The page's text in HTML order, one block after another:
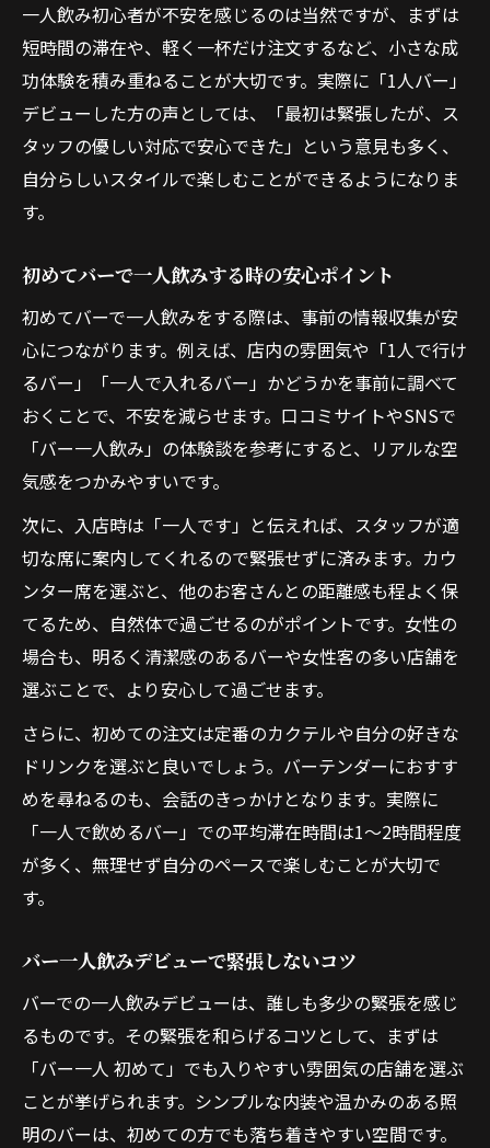
一人飲み初心者が不安を感じるのは当然ですが、まずは
短時間の滞在や、軽く一杯だけ注文するなど、小さな成
功体験を積み重ねることが大切です。実際に「1人バー」
デビューした方の声としては、「最初は緊張したが、ス
タッフの優しい対応で安心できた」という意見も多く、
自分らしいスタイルで楽しむことができるようになりま
す。
初めてバーで一人飲みする時の安心ポイント
初めてバーで一人飲みをする際は、事前の情報収集が安
心につながります。例えば、店内の雰囲気や「1人で行け
るバー」「一人で入れるバー」かどうかを事前に調べて
おくことで、不安を減らせます。口コミサイトやSNSで
「バー一人飲み」の体験談を参考にすると、リアルな空
気感をつかみやすいです。
次に、入店時は「一人です」と伝えれば、スタッフが適
切な席に案内してくれるので緊張せずに済みます。カウ
ンター席を選ぶと、他のお客さんとの距離感も程よく保
てるため、自然体で過ごせるのがポイントです。女性の
場合も、明るく清潔感のあるバーや女性客の多い店舗を
選ぶことで、より安心して過ごせます。
さらに、初めての注文は定番のカクテルや自分の好きな
ドリンクを選ぶと良いでしょう。バーテンダーにおすす
めを尋ねるのも、会話のきっかけとなります。実際に
「一人で飲めるバー」での平均滞在時間は1〜2時間程度
が多く、無理せず自分のペースで楽しむことが大切で
す。
バー一人飲みデビューで緊張しないコツ
バーでの一人飲みデビューは、誰しも多少の緊張を感じ
るものです。その緊張を和らげるコツとして、まずは
「バー一人 初めて」でも入りやすい雰囲気の店舗を選ぶ
ことが挙げられます。シンプルな内装や温かみのある照
明のバーは、初めての方でも落ち着きやすい空間です。